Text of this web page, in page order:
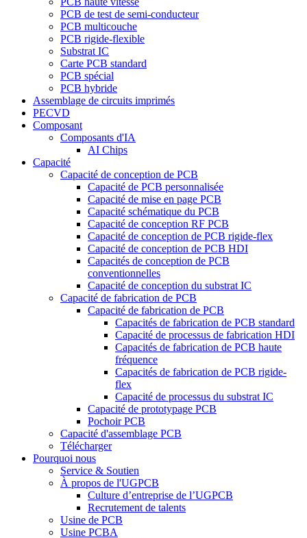
PCB de test de semi-conducteur
PCB multicouche
PCB rigide-flexible
Substrat IC
Carte PCB standard
PCB spécial
PCB hybride
Assemblage de circuits imprimés
PECVD
Composant
Composants d'IA
AI Chips
Capacité
Capacité de conception de PCB
Capacité de PCB personnalisée
Capacité de mise en page PCB
Capacité schématique du PCB
Capacité de conception RF PCB
Capacité de conception de PCB rigide-flex
Capacité de conception de PCB HDI
Capacités de conception de PCB
conventionnelles
Capacité de conception du substrat IC
Capacité de fabrication de PCB
Capacité de fabrication de PCB
Capacités de fabrication de PCB standard
Capacité de processus de fabrication HDI
Capacités de fabrication de PCB haute
fréquence
Capacités de fabrication de PCB rigide-
flex
Capacité de processus du substrat IC
Capacité de prototypage PCB
Pochoir PCB
Capacité d'assemblage PCB
Télécharger
Pourquoi nous
Service & Soutien
À propos de l'UGPCB
Culture d’entreprise de l’UGPCB
Recrutement de talents
Usine de PCB
Usine PCBA